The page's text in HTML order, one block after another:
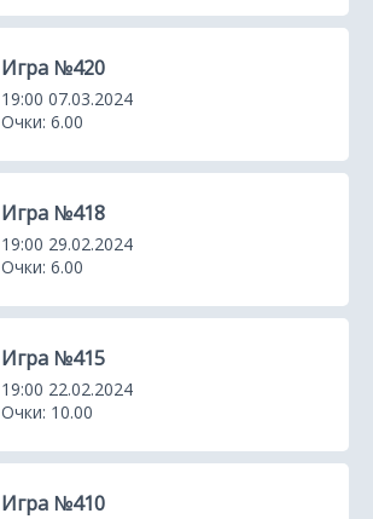
Игра №420
19:00 07.03.2024
Очки: 6.00
Игра №418
19:00 29.02.2024
Очки: 6.00
Игра №415
19:00 22.02.2024
Очки: 10.00
Игра №410